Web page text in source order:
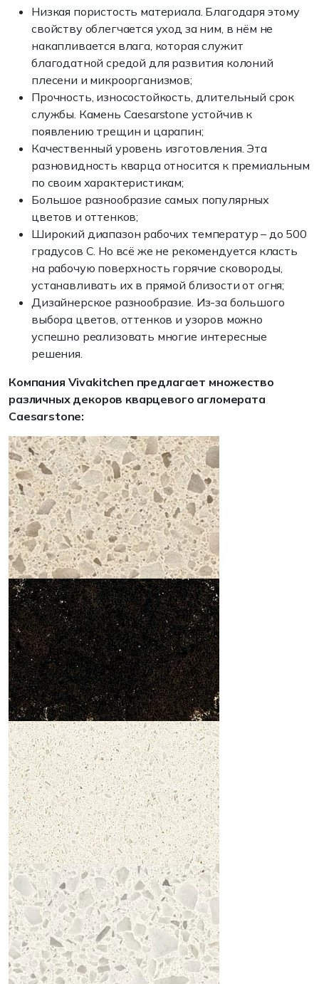
Низкая пористость материала. Благодаря этому
свойству облегчается уход за ним, в нём не
накапливается влага, которая служит
благодатной средой для развития колоний
плесени и микроорганизмов;
Прочность, износостойкость, длительный срок
службы. Камень Caesarstone устойчив к
появлению трещин и царапин;
Качественный уровень изготовления. Эта
разновидность кварца относится к премиальным
по своим характеристикам;
Большое разнообразие самых популярных
цветов и оттенков;
Широкий диапазон рабочих температур – до 500
градусов С. Но всё же не рекомендуется класть
на рабочую поверхность горячие сковороды,
устанавливать их в прямой близости от огня;
Дизайнерское разнообразие. Из-за большого
выбора цветов, оттенков и узоров можно
успешно реализовать многие интересные
решения.
Компания Vivakitchen предлагает множество
различных декоров кварцевого агломерата
Caesarstone: